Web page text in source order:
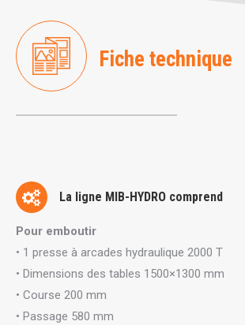
Fiche technique
La ligne MIB-HYDRO comprend
Pour emboutir
• 1 presse à arcades hydraulique 2000 T
• Dimensions des tables 1500×1300 mm
• Course 200 mm
• Passage 580 mm